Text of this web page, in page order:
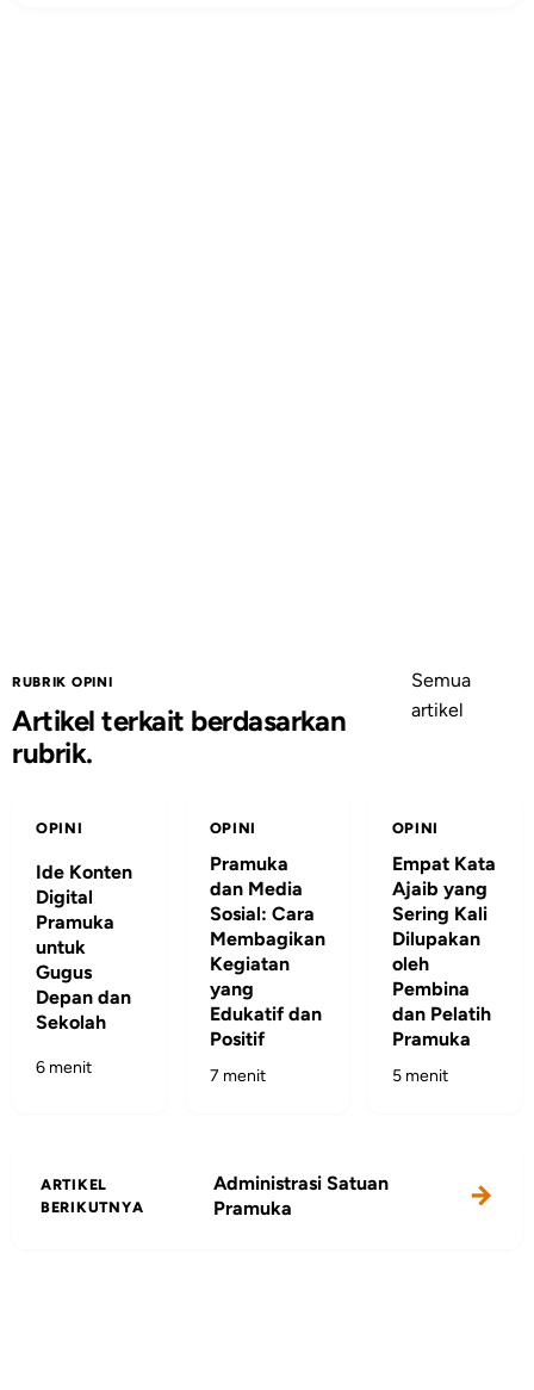
RUBRIK OPINI
Artikel terkait berdasarkan
rubrik.
Semua
artikel
OPINI
Ide Konten
Digital
Pramuka
untuk
Gugus
Depan dan
Sekolah
6 menit
OPINI
Pramuka
dan Media
Sosial: Cara
Membagikan
Kegiatan
yang
Edukatif dan
Positif
7 menit
OPINI
Empat Kata
Ajaib yang
Sering Kali
Dilupakan
oleh
Pembina
dan Pelatih
Pramuka
5 menit
ARTIKEL
BERIKUTNYA
Administrasi Satuan
Pramuka